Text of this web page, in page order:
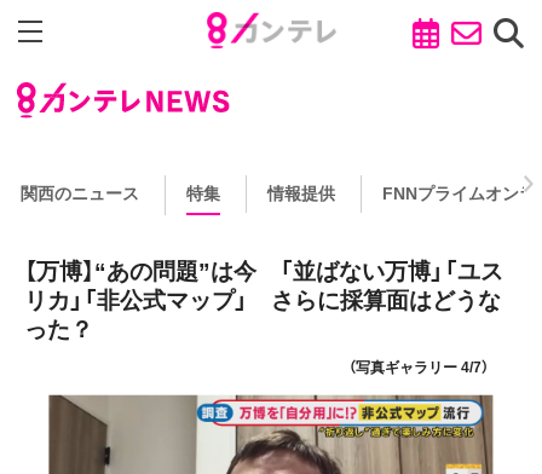
関西のニュース 特集 情報提供 FNNプライムオンラ
【万博】“あの問題”は今 「並ばない万博」「ユス
リカ」「非公式マップ」 さらに採算面はどうな
った？
（写真ギャラリー 4/7）